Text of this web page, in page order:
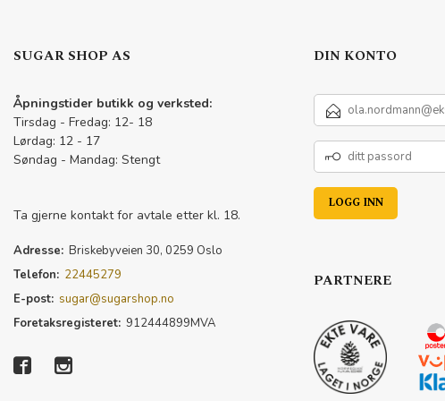
SUGAR SHOP AS
Åpningstider butikk og verksted:
Tirsdag - Fredag: 12- 18
Lørdag: 12 - 17
Søndag - Mandag: Stengt
Ta gjerne kontakt for avtale etter kl. 18.
Adresse: Briskebyveien 30, 0259 Oslo
Telefon: 22445279
E-post: sugar@sugarshop.no
Foretaksregisteret: 912444899MVA
DIN KONTO
E-
POSTADRESSE
DITT
PASSORD
PARTNERE